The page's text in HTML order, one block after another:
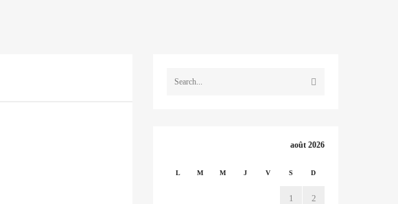
août 2026
L M M J V S D
1 2